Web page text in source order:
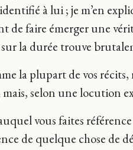
identifié à lui ; je m’en
de faire émerger une
la durée trouve
la plupart de vos
selon une locution
vous faites
de quelque chose de